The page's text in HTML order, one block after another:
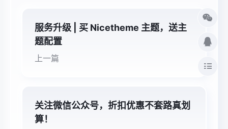
服务升级 | 买 Nicetheme 主题，送主
题配置
上一篇
关注微信公众号，折扣优惠不套路真划
算！